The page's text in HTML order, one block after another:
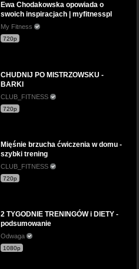
Ewa Chodakowska opowiada o
swoich inspiracjach | myfitnesspl
My Fitness
720p
CHUDNIJ PO MISTRZOWSKU -
BARKI
CLUB_FITNESS
720p
Mięśnie brzucha ćwiczenia w domu -
szybki trening
CLUB_FITNESS
720p
2 TYGODNIE TRENINGÓW i DIETY -
podsumowanie
Odwaga
1080p